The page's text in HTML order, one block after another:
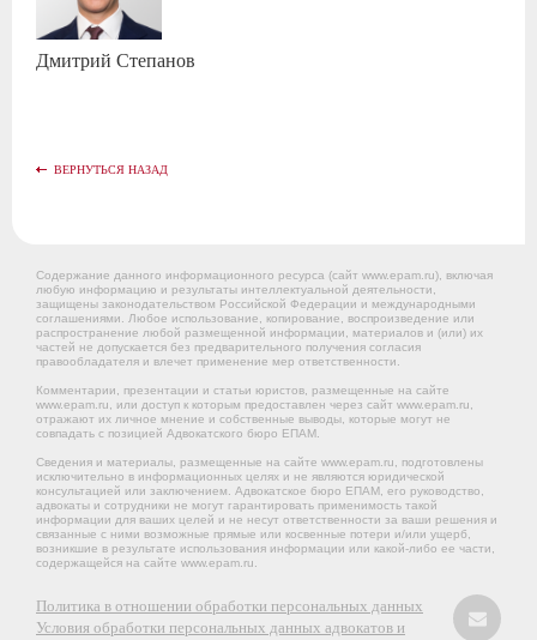
Дмитрий Степанов
ВЕРНУТЬСЯ НАЗАД
Содержание данного информационного ресурса (сайт www.epam.ru), включая
любую информацию и результаты интеллектуальной деятельности,
защищены законодательством Российской Федерации и международными
соглашениями. Любое использование, копирование, воспроизведение или
распространение любой размещенной информации, материалов и (или) их
частей не допускается без предварительного получения согласия
правообладателя и влечет применение мер ответственности.
Комментарии, презентации и статьи юристов, размещенные на сайте
www.epam.ru, или доступ к которым предоставлен через сайт www.epam.ru,
отражают их личное мнение и собственные выводы, которые могут не
совпадать с позицией Адвокатского бюро ЕПАМ.
Сведения и материалы, размещенные на сайте www.epam.ru, подготовлены
исключительно в информационных целях и не являются юридической
консультацией или заключением. Адвокатское бюро ЕПАМ, его руководство,
адвокаты и сотрудники не могут гарантировать применимость такой
информации для ваших целей и не несут ответственности за ваши решения и
связанные с ними возможные прямые или косвенные потери и/или ущерб,
возникшие в результате использования информации или какой-либо ее части,
содержащейся на сайте www.epam.ru.
Политика в отношении обработки персональных данных
Условия обработки персональных данных адвокатов и